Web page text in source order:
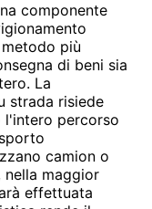
componente
più
di beni sia
La
strada risiede
l'intero percorso
camion o
maggior
effettuata